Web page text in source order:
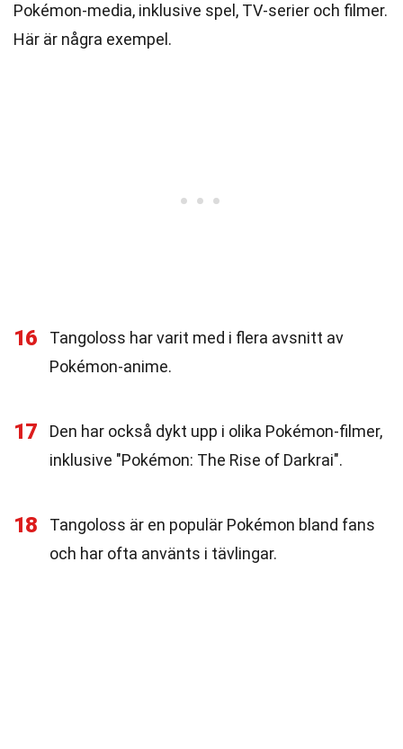
Pokémon-media, inklusive spel, TV-serier och filmer.
Här är några exempel.
16
Tangoloss har varit med i flera avsnitt av
Pokémon-anime.
17
Den har också dykt upp i olika Pokémon-filmer,
inklusive "Pokémon: The Rise of Darkrai".
18
Tangoloss är en populär Pokémon bland fans
och har ofta använts i tävlingar.